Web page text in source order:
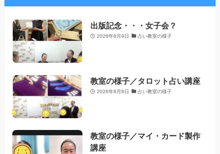
出版記念・・・女子会？
2026年8月9日 占い教室の様子
教室の様子／タロット占い講座
2026年8月8日 占い教室の様子
教室の様子／マイ・カード製作
講座